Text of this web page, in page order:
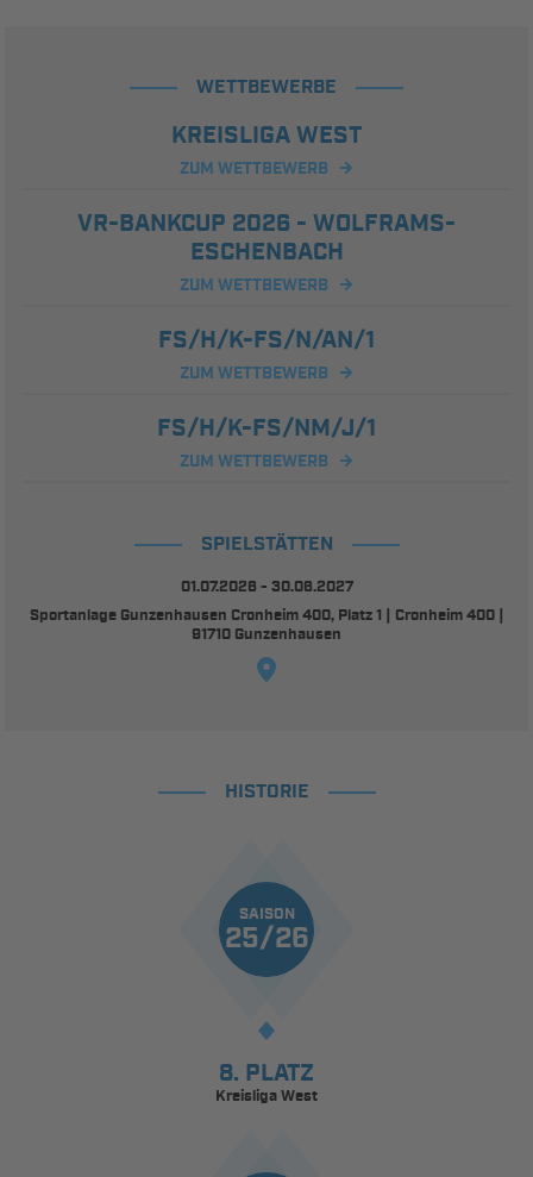
WETTBEWERBE
KREISLIGA WEST
ZUM WETTBEWERB
VR-BANKCUP 2026 - WOLFRAMS-
ESCHENBACH
ZUM WETTBEWERB
FS/H/K-FS/N/AN/1
ZUM WETTBEWERB
FS/H/K-FS/NM/J/1
ZUM WETTBEWERB
SPIELSTÄTTEN
01.07.2026 - 30.06.2027
Sportanlage Gunzenhausen Cronheim 400, Platz 1 | Cronheim 400 |
91710 Gunzenhausen
HISTORIE
SAISON
25/26
8. PLATZ
Kreisliga West